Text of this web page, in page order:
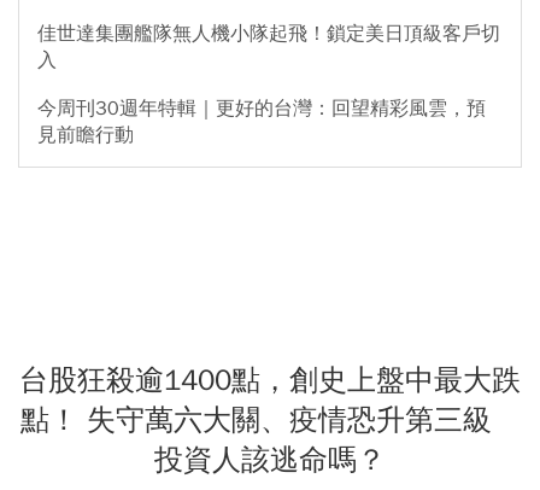
佳世達集團艦隊無人機小隊起飛！鎖定美日頂級客戶切
入
今周刊30週年特輯｜更好的台灣：回望精彩風雲，預
見前瞻行動
台股狂殺逾1400點，創史上盤中最大跌
點！ 失守萬六大關、疫情恐升第三級
投資人該逃命嗎？